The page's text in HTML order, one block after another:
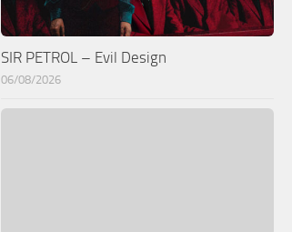
SIR PETROL – Evil Design
06/08/2026